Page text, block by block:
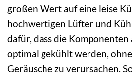
großen Wert auf eine leise
hochwertigen Lüfter und
dafür, dass die
optimal gekühlt werden,
Geräusche zu verursachen.